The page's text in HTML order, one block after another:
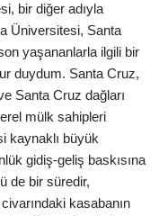
bir diğer adıyla
Üniversitesi, Santa
yaşananlarla ilgili bir
duydum. Santa Cruz,
Santa Cruz dağları
mülk sahipleri
kaynaklı büyük
gidiş-geliş baskısına
de bir süredir,
kasabanın